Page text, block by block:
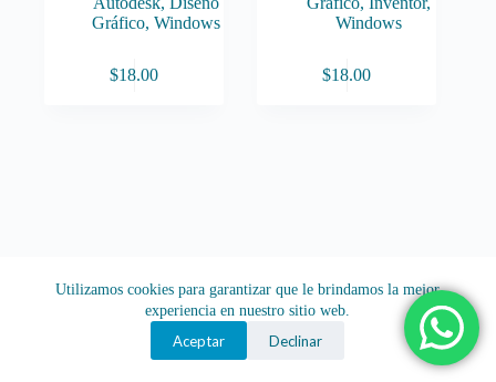
Utilizamos cookies para garantizar que le brindamos la mejor
experiencia en nuestro sitio web.
Aceptar Declinar
Gráfico,Windows
$18.00
Windows
$18.00